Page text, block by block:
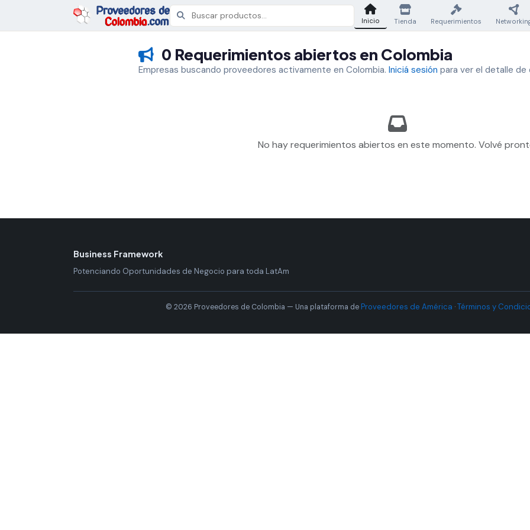
Inicio Tienda Requerimientos
0 Requerimientos abiertos en Colombia
Empresas buscando proveedores activamente en Colombia. Iniciá sesión para ver el detalle de
No hay requerimientos abiertos en este momento. Volvé
Business Framework
Potenciando Oportunidades de Negocio para toda LatAm
© 2026 Proveedores de Colombia — Una plataforma deProveedores de América ·Términos y